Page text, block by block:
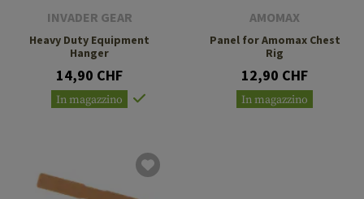
INVADER GEAR
Heavy Duty Equipment
Hanger
14,90 CHF
In magazzino
AMOMAX
Panel for Amomax Chest
Rig
12,90 CHF
In magazzino